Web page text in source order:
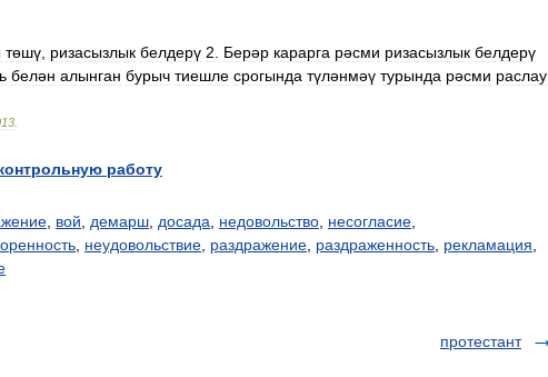
төшү ризасызлык белдерү 2 Берәр карарга рәсми ризасызлык белдерү
белән алынган бурыч тиешле срогында түләнмәү турында рәсми раслау
работу
вой демарш досада недовольство несогласие
неудовольствие раздражение раздраженность рекламация
протестант